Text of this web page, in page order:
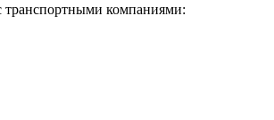
компаниями: